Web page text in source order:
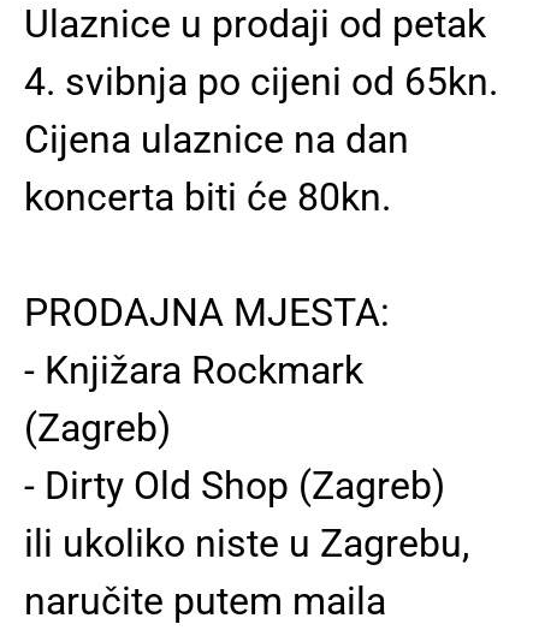
Ulaznice u prodaji od petak
4. svibnja po cijeni od 65kn.
Cijena ulaznice na dan
koncerta biti će 80kn.
PRODAJNA MJESTA:
- Knjižara Rockmark
(Zagreb)
- Dirty Old Shop (Zagreb)
ili ukoliko niste u Zagrebu,
naručite putem maila